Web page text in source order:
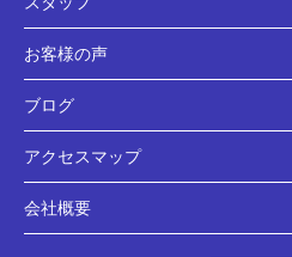
お客様の声
ブログ
アクセスマップ
会社概要